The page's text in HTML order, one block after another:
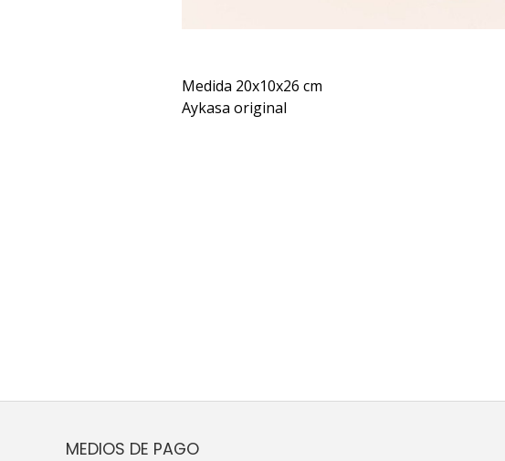
Medida 20x10x26 cm
Aykasa original
MEDIOS DE PAGO